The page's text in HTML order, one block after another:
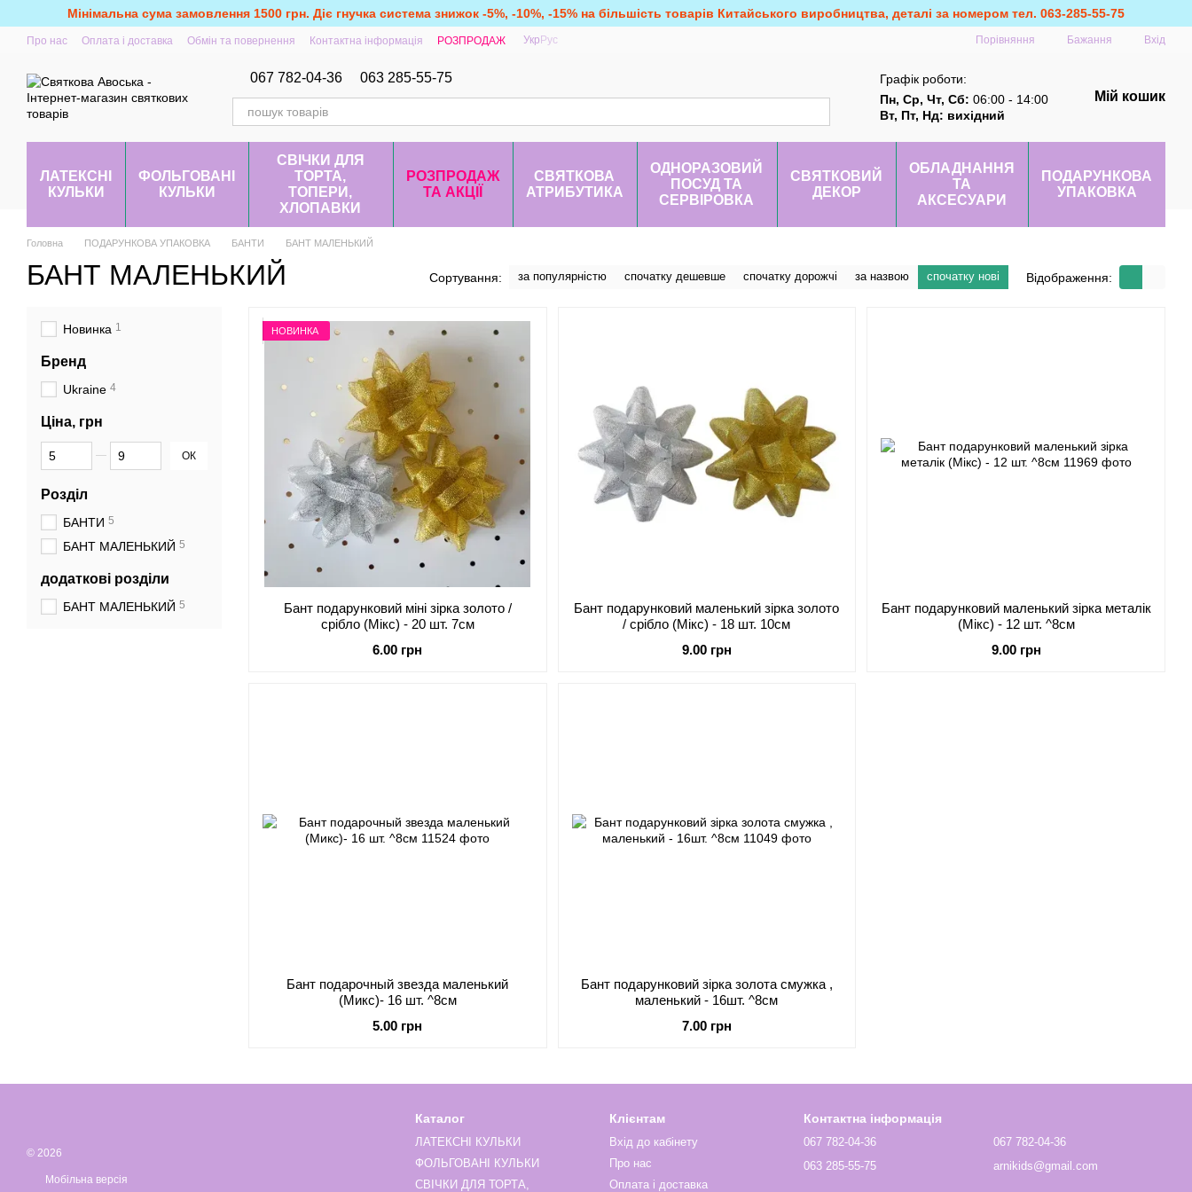
Перейти до основного контенту
Мінімальна сума замовлення 1500 грн. Діє гнучка система знижок -5%, -10%, -15% на більшість товарів Китайського виробництва, деталі за номером тел. 063-285-55-75
Про нас Оплата і доставка Обмін та повернення Контактна інформація РОЗПРОДАЖ Укр Рус Порівняння Бажання Вхід
067 782-04-36 063 285-55-75
Графік роботи:
Пн, Ср, Чт, Сб: 06:00 - 14:00
Вт, Пт, Нд: вихідний
Мій кошик
ЛАТЕКСНІ
КУЛЬКИ
ФОЛЬГОВАНІ
КУЛЬКИ
СВІЧКИ ДЛЯ
ТОРТА,
ТОПЕРИ,
ХЛОПАВКИ
РОЗПРОДАЖ
ТА АКЦІЇ
СВЯТКОВА
АТРИБУТИКА
ОДНОРАЗОВИЙ
ПОСУД ТА
СЕРВІРОВКА
СВЯТКОВИЙ
ДЕКОР
ОБЛАДНАННЯ
ТА
АКСЕСУАРИ
ПОДАРУНКОВА
УПАКОВКА
Головна ПОДАРУНКОВА УПАКОВКА БАНТИ БАНТ МАЛЕНЬКИЙ
БАНТ МАЛЕНЬКИЙ Сортування: за популярністю спочатку дешевше спочатку дорожчі за назвою спочатку нові Відображення:
НОВИНКА
Бант подарунковий міні зірка золото /
срібло (Мікс) - 20 шт. 7см
6.00 грн
Бант подарунковий маленький зірка золото
/ срібло (Мікс) - 18 шт. 10см
9.00 грн
Бант подарунковий маленький зірка металік
(Мікс) - 12 шт. ^8см
9.00 грн
Бант подарочный звезда маленький
(Микс)- 16 шт. ^8см
5.00 грн
Бант подарунковий зірка золота смужка ,
маленький - 16шт. ^8см
7.00 грн
Новинка 1
Бренд
Ukraine 4
Ціна, грн
Від Ціна, грн
До Ціна, грн ОК
Розділ
БАНТИ 5
БАНТ МАЛЕНЬКИЙ 5
додаткові розділи
БАНТ МАЛЕНЬКИЙ 5
© 2026
Мобільна версія
Каталог
ЛАТЕКСНІ КУЛЬКИ
ФОЛЬГОВАНІ КУЛЬКИ
СВІЧКИ ДЛЯ ТОРТА,
Клієнтам
Вхід до кабінету
Про нас
Оплата і доставка
Контактна інформація
067 782-04-36
063 285-55-75
067 782-04-36
arnikids@gmail.com